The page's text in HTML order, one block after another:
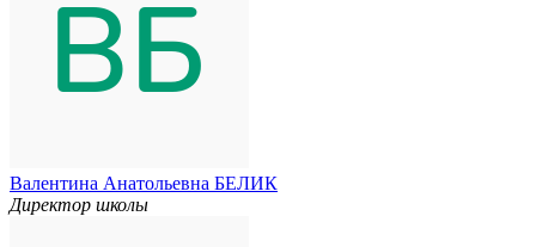
Валентина Анатольевна БЕЛИК
Директор школы